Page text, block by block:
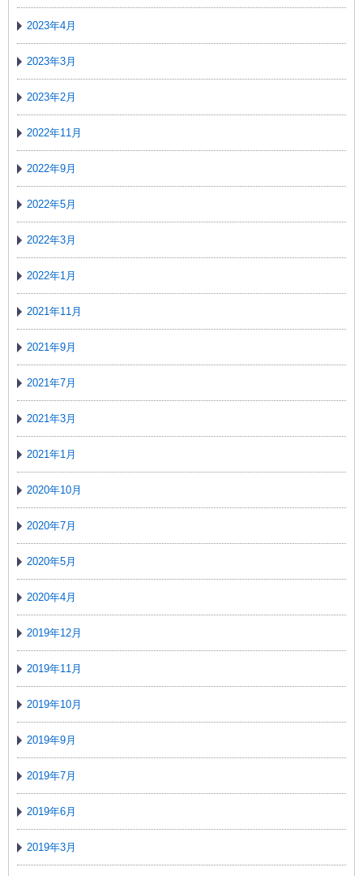
2023年4月
2023年3月
2023年2月
2022年11月
2022年9月
2022年5月
2022年3月
2022年1月
2021年11月
2021年9月
2021年7月
2021年3月
2021年1月
2020年10月
2020年7月
2020年5月
2020年4月
2019年12月
2019年11月
2019年10月
2019年9月
2019年7月
2019年6月
2019年3月